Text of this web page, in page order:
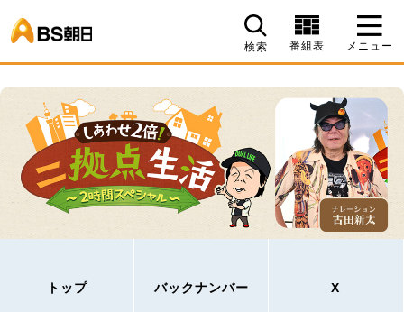
検索 番組表 メニュー
トップ バックナンバー X